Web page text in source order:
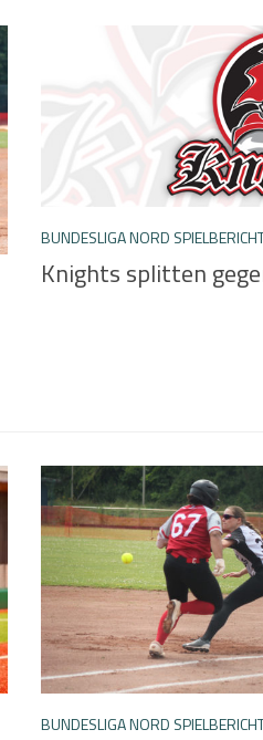
BUNDESLIGA NORD
Knights splitten
BUNDESLIGA NORD